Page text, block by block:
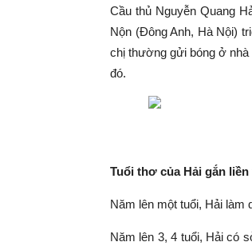
Cầu thủ Nguyễn Quang
Nộn (Đông Anh, Hà Nội)
chị thường gửi bóng ở nhà
đó.
Tuổi thơ của Hải gắn
Năm lên một tuổi, Hải làm
Năm lên 3, 4 tuổi, Hải có